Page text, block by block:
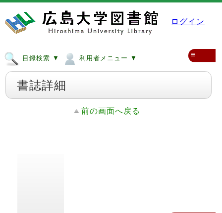
ログイン
目録検索 ▼ 利用者メニュー ▼ ≡
書誌詳細
前の画面へ戻る